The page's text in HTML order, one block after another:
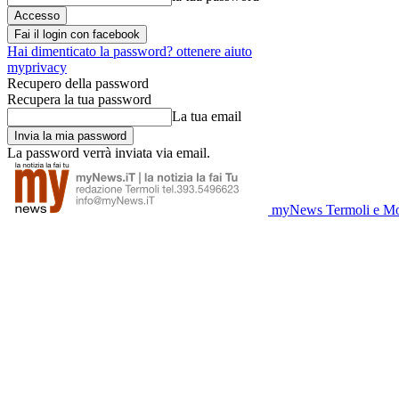
Fai il login con facebook
Hai dimenticato la password? ottenere aiuto
myprivacy
Recupero della password
Recupera la tua password
La tua email
La password verrà inviata via email.
myNews Termoli e